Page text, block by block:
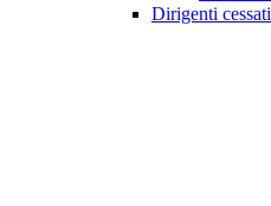
Dirigenti cessati